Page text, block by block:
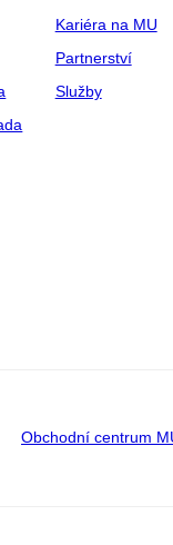
Kariéra na MU
Partnerství
Služby
Obchodní centrum